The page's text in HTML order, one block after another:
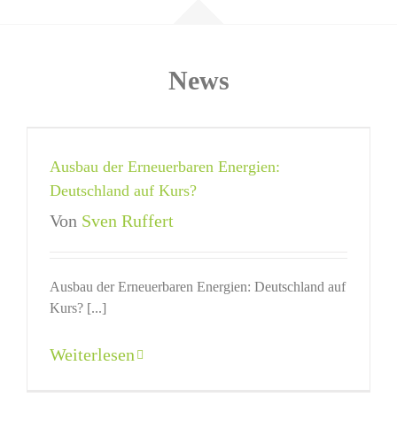
News
Ausbau der Erneuerbaren Energien:
Deutschland auf Kurs?
Von Sven Ruffert
Ausbau der Erneuerbaren Energien: Deutschland auf
Kurs? [...]
Weiterlesen